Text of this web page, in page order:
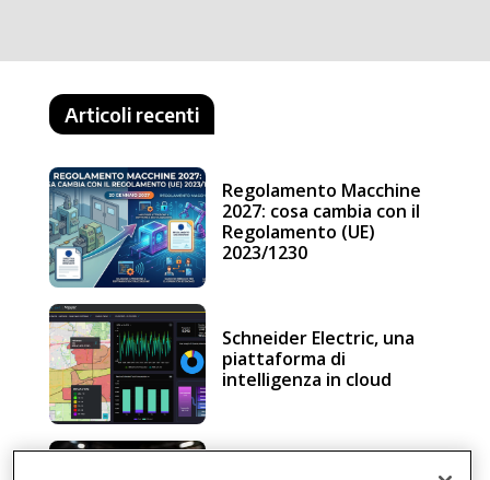
Articoli recenti
Regolamento Macchine
2027: cosa cambia con il
Regolamento (UE)
2023/1230
Schneider Electric, una
piattaforma di
intelligenza in cloud